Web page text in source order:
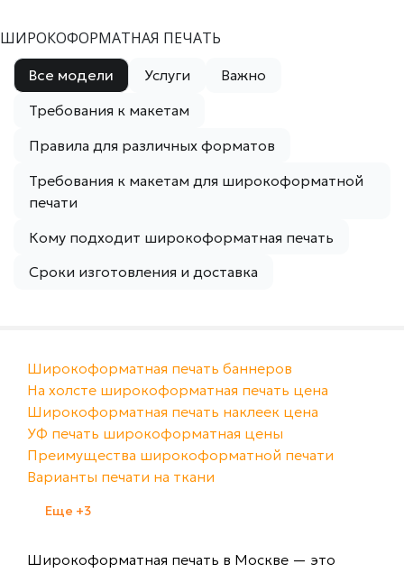
ШИРОКОФОРМАТНАЯ ПЕЧАТЬ
Все модели Услуги
Важно
Требования к макетам
Правила для различных форматов
Требования к макетам для широкоформатной
печати
Кому подходит широкоформатная печать
Сроки изготовления и доставка
800
Широкоформатная печать баннеров
На холсте широкоформатная печать цена
Широкоформатная печать наклеек цена
УФ печать широкоформатная цены
Преимущества широкоформатной печати
Варианты печати на ткани
Еще +3
Широкоформатная печать в Москве — это